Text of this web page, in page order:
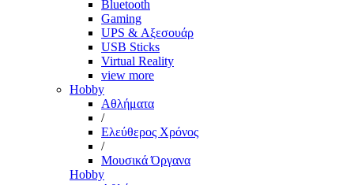
Bluetooth
Gaming
UPS & Αξεσουάρ
USB Sticks
Virtual Reality
view more
Hobby
Αθλήματα
/
Ελεύθερος Χρόνος
/
Μουσικά Όργανα
Hobby